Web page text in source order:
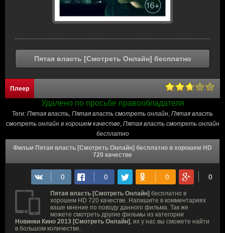
Пятая власть [Смотреть Онлайн] бесплатно
Плеер
Удалено по просьбе правообладателя
Теги: Пятая власть, Пятая власть смотреть онлайн, Пятая власть
смотреть онлайн в хорошем качестве, Пятая власть смотреть онлайн
бесплатно
Фильм Пятая власть [Смотреть Онлайн] бесплатно в хорошем HD
720 качестве
Пятая власть [Смотреть Онлайн] бесплатно в
хорошем HD 720 качестве. Напишите в комментариях
ваше мнение по поводу данного фильма. Так же
можете смотреть другие фильмы из категории
Новинки Кино 2013 [Смотреть Онлайн] , их у нас вы сможете найти
в большом количестве.